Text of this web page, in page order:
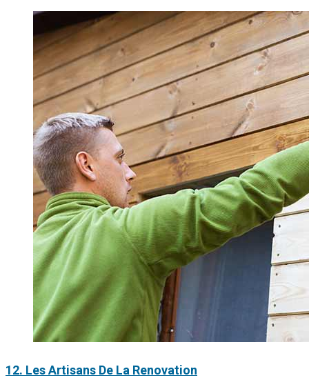
12. Les Artisans De La Renovation